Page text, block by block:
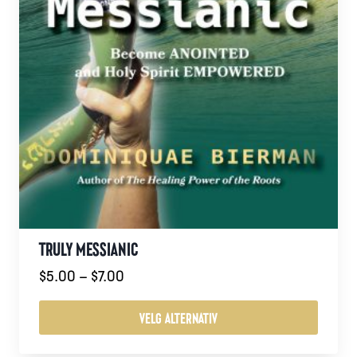
TRULY MESSIANIC
$5.00 – $7.00Prisområde:
$7.00
VELG ALTERNATIV